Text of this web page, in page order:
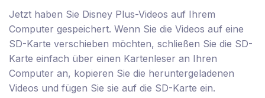
Jetzt haben Sie Disney Plus-Videos auf Ihrem
Computer gespeichert. Wenn Sie die Videos auf eine
SD-Karte verschieben möchten, schließen Sie die SD-
Karte einfach über einen Kartenleser an Ihren
Computer an, kopieren Sie die heruntergeladenen
Videos und fügen Sie sie auf die SD-Karte ein.